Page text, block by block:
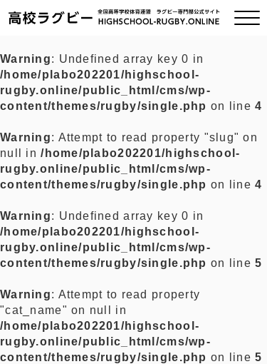
ご挨拶
全国チーム紹介
プライバシーポリシー
お問い合わせ
Warning: Undefined array key 0 in
/home/plabo202201/highschool-
rugby.online/public_html/cms/wp-
content/themes/rugby/single.php on line4
Warning: Attempt to read property "slug" on
null in/home/plabo202201/highschool-
rugby.online/public_html/cms/wp-
content/themes/rugby/single.php on line4
Warning: Undefined array key 0 in
/home/plabo202201/highschool-
rugby.online/public_html/cms/wp-
content/themes/rugby/single.php on line5
Warning: Attempt to read property
"cat_name" on null in
/home/plabo202201/highschool-
rugby.online/public_html/cms/wp-
content/themes/rugby/single.php on line5